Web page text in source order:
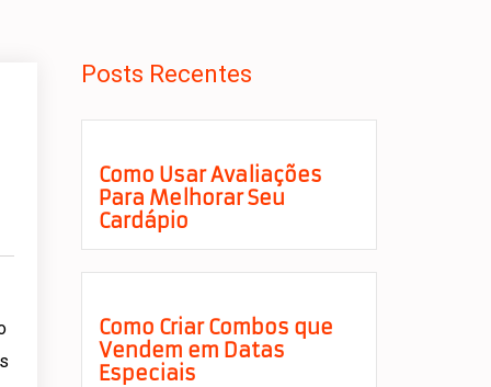
Posts Recentes
Como Usar Avaliações
Para Melhorar Seu
Cardápio
Como Criar Combos que
Vendem em Datas
Especiais